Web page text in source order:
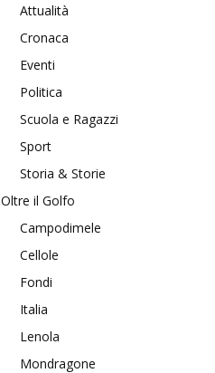
Attualità
Cronaca
Eventi
Politica
Scuola e Ragazzi
Sport
Storia & Storie
Oltre il Golfo
Campodimele
Cellole
Fondi
Italia
Lenola
Mondragone